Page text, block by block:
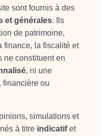
sont fournis à des
et générales. Ils
de patrimoine,
finance, la fiscalité et
ne constituent en
, ni une
financière ou
simulations et
à titre indicatifet